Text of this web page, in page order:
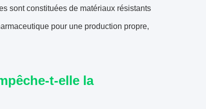
sont constituées de matériaux résistants
pour une production propre,
t-elle la